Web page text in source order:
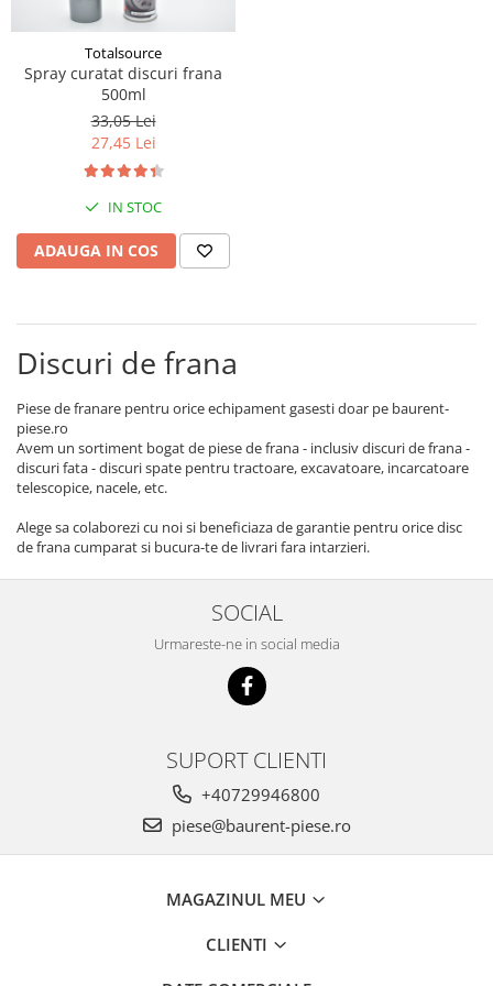
Punti - axe
Diverse piese transmisie
Piese ambreiaj
Angrenaje transmisie
Grupuri conice
Convertizoare
Cruce cardan
Disc frictiune
Roti
Roti non-marking
Piulite roata
Janta
Anvelope
Roata transpaleta
Piese motor
Alternatoare
Electromotoare
Radiator racire ulei hidraulic
Bobina de acceleratie
Curea alternator - transmisie
Piese motor Yanmar
Piese Fiat
Piese Snorkel
Piese John Deere
Piese Vapormatic
Piese utilaje Fendt
Piese Case IH
Piese Skyjack
Piese Bobcat
Piese Yale
Piese Hyster
Piese Hyundai
Piese Terex
Piese Massey Ferguson
Piese New Holland
Totalsource
Spray curatat discuri frana
500ml
33,05 Lei
27,45 Lei
IN STOC
ADAUGA IN COS
Discuri de frana
Piese de franare pentru orice echipament gasesti doar pe baurent-
piese.ro
Avem un sortiment bogat de piese de frana - inclusiv discuri de frana -
discuri fata - discuri spate pentru tractoare, excavatoare, incarcatoare
telescopice, nacele, etc.
Alege sa colaborezi cu noi si beneficiaza de garantie pentru orice disc
de frana cumparat si bucura-te de livrari fara intarzieri.
SOCIAL
Urmareste-ne in social media
SUPORT CLIENTI
+40729946800
piese@baurent-piese.ro
MAGAZINUL MEU
CLIENTI